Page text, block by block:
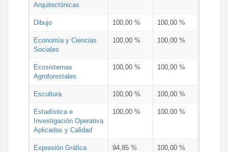
Arquitectónicas
Dibujo 100,00 % 100,00 %
Economía y Ciencias
Sociales
100,00 % 100,00 %
Ecosistemas
Agroforestales
100,00 % 100,00 %
Escultura 100,00 % 100,00 %
Estadística e
Investigación Operativa
Aplicadas y Calidad
100,00 % 100,00 %
Expresión Gráfica
94,85 % 100,00 %